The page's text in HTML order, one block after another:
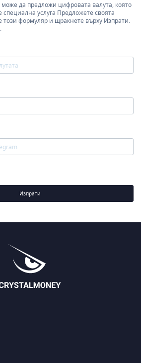
може да предложи цифровата валута, която
специална услуга Предложете своята
този формуляр и щракнете върху Изпрати.
Изпрати